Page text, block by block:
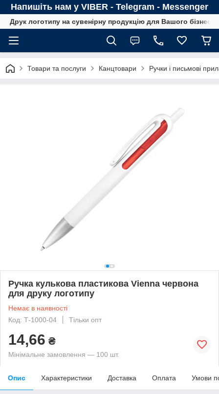
Напишіть нам у VIBER - Telegram - Messenger
Друк логотипу на сувенірну продукцію для Вашого бізнесу
Товари та послуги Канцтовари Ручки і письмові
Ручка кулькова пластикова Vienna червона
для друку логотипу
Немає в наявності
Код: Т-1000-04
Тільки опт
14,66 ₴
Мінімальне замовлення — 100 шт.
Опис Характеристики Доставка Оплата Умови